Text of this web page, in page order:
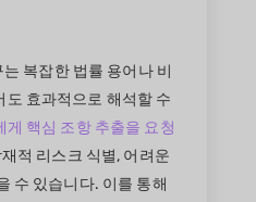
복잡한 법률 용어나 비
도 효과적으로 해석할 수
게 핵심 조항 추출을 요청
적 리스크 식별, 어려운
수 있습니다. 이를 통해